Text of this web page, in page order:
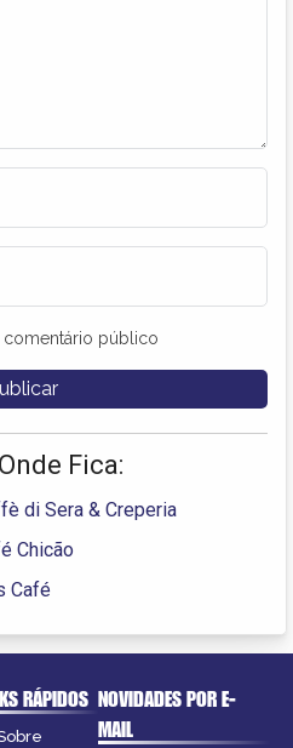
público
Fica:
di Sera & Creperia
Chicão
Café
RÁPIDOS NOVIDADES POR E-
MAIL